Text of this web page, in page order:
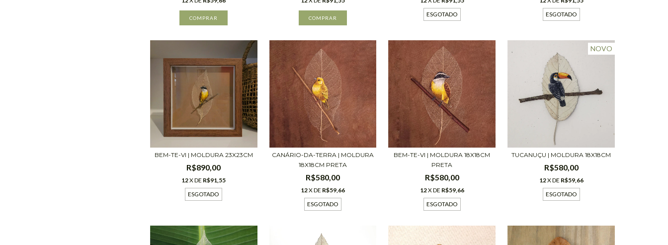
ESGOTADO
ESGOTADO
BEM-TE-VI | MOLDURA 23X23CM
R$890,00
12X DE R$91,55
ESGOTADO
CANÁRIO-DA-TERRA | MOLDURA
18X18CM PRETA
R$580,00
12X DE R$59,66
ESGOTADO
BEM-TE-VI | MOLDURA 18X18CM
PRETA
R$580,00
12X DE R$59,66
ESGOTADO
NOVO
TUCANUÇU | MOLDURA 18X18CM
R$580,00
12X DE R$59,66
ESGOTADO